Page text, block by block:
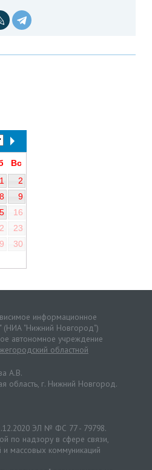
Вс
1
2
8
9
16
23
30
информационное
(НИА "Нижний Новгород")
автономное учреждение
областной
А.В.
область, г. Нижний Новгород.
ЭЛ № ФС 77 - 79798.
по надзору в сфере связи,
массовых коммуникаций